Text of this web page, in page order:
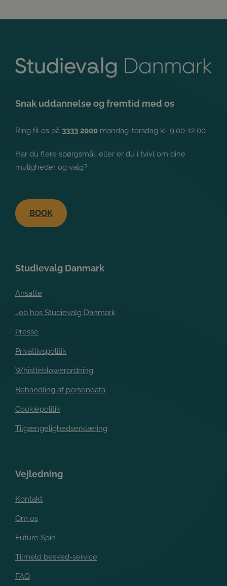
Snak uddannelse og fremtid med os
Ring til os på 3333 2000 mandag-torsdag kl. 9.00-12.00
Har du flere spørgsmål, eller er du i tvivl om dine
muligheder og valg?
BOOK
Studievalg Danmark
Ansatte
Job hos Studievalg Danmark
Presse
Privatlivspolitik
Whistleblowerordning
Behandling af persondata
Cookiepolitik
Tilgængelighedserklæring
Vejledning
Kontakt
Om os
Future Spin
Tilmeld besked-service
FAQ